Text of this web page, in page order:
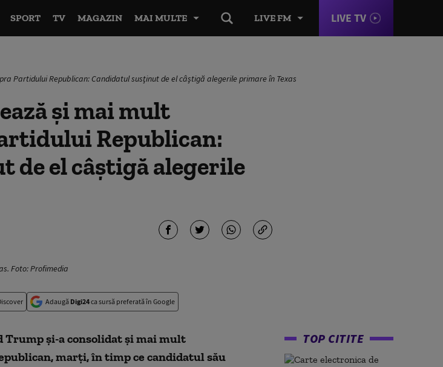
LIVE FM LIVE TV
SPORT TV MAGAZIN MAI MULTE
Partidului Republican: Candidatul susţinut de el câştigă alegerile primare în Texas
şi mai mult
Republican:
de el câştigă alegerile
Foto: Profimedia
Adaugă Digi24ca sursă preferată în Google
Trump şi-a consolidat şi mai mult
marţi, în timp ce candidatul său
TOP CITITE